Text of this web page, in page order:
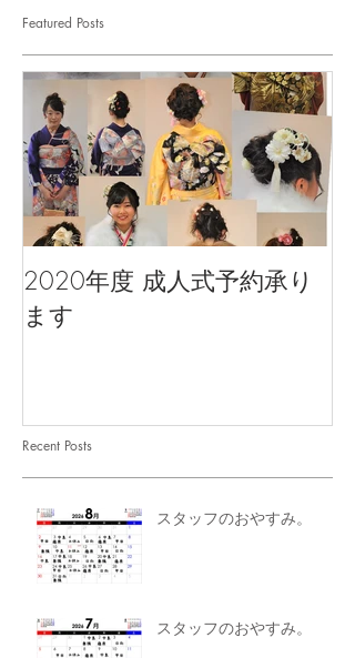
Featured Posts
2020年度 成人式予約承り
ます
Recent Posts
スタッフのおやすみ。
スタッフのおやすみ。